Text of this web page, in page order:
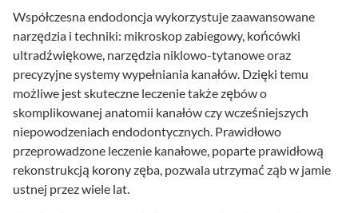
Współczesna endodoncja wykorzystuje zaawansowane
narzędzia i techniki: mikroskop zabiegowy, końcówki
ultradźwiękowe, narzędzia niklowo-tytanowe oraz
precyzyjne systemy wypełniania kanałów. Dzięki temu
możliwe jest skuteczne leczenie także zębów o
skomplikowanej anatomii kanałów czy wcześniejszych
niepowodzeniach endodontycznych. Prawidłowo
przeprowadzone leczenie kanałowe, poparte prawidłową
rekonstrukcją korony zęba, pozwala utrzymać ząb w jamie
ustnej przez wiele lat.